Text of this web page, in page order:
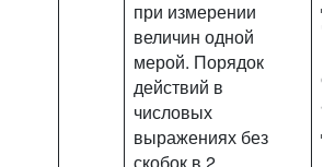
при измерении
величин одной
мерой. Порядок
действий в
числовых
выражениях без